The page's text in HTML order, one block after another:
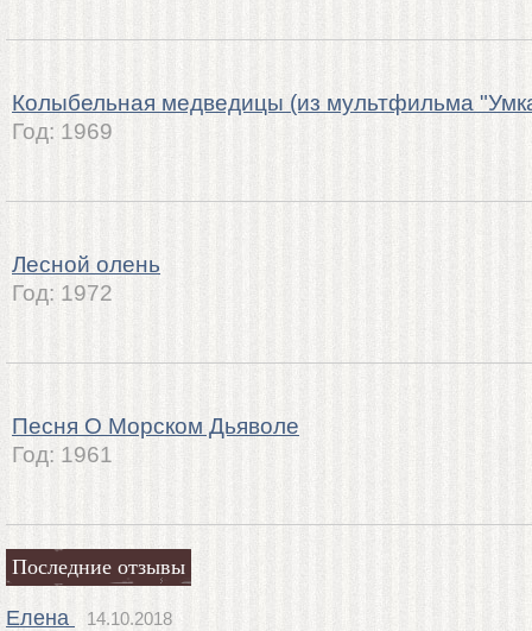
Колыбельная медведицы (из мультфильма
Год: 1969
Лесной олень
Год: 1972
Песня О Морском Дьяволе
Год: 1961
Последние отзывы
Елена 14.10.2018